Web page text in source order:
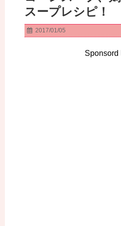
スープレシピ！
2017/01/05
Sponsord